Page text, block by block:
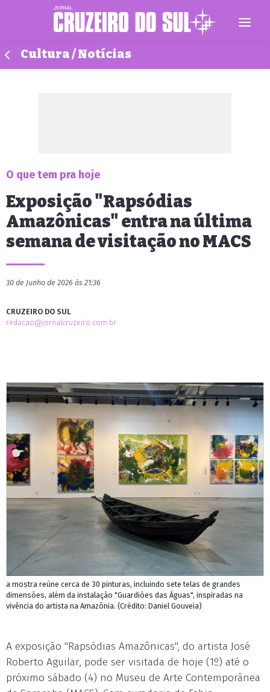
Cultura / Notícias
O que tem pra hoje
Exposição "Rapsódias
Amazônicas" entra na última
semana de visitação no MACS
30 de Junho de 2026 às 21:36
CRUZEIRO DO SUL
redacao@jornalcruzeiro.com.br
a mostra reúne cerca de 30 pinturas, incluindo sete telas de grandes
dimensões, além da instalação "Guardiões das Águas", inspiradas na
vivência do artista na Amazônia. (Crédito: Daniel Gouveia)
A exposição "Rapsódias Amazônicas", do artista José
Roberto Aguilar, pode ser visitada de hoje (1º) até o
próximo sábado (4) no Museu de Arte Contemporânea